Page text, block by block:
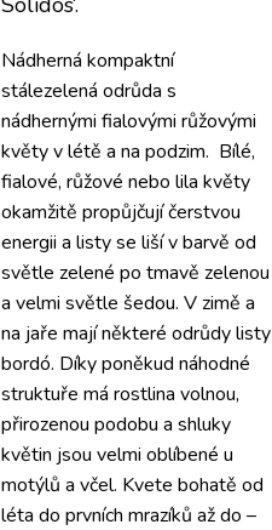
Nádherná kompaktní
stálezelená odrůda s
nádhernými fialovými růžovými
květy v létě a na podzim. Bílé,
fialové, růžové nebo lila květy
okamžitě propůjčují čerstvou
energii a listy se liší v barvě od
světle zelené po tmavě zelenou
a velmi světle šedou. V zimě a
na jaře mají některé odrůdy listy
bordó. Díky poněkud náhodné
struktuře má rostlina volnou,
přirozenou podobu a shluky
květin jsou velmi oblíbené u
motýlů a včel. Kvete bohatě od
léta do prvních mrazíků až do –